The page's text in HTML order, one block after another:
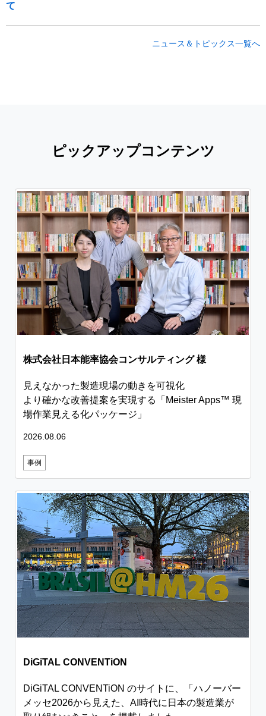
て
ニュース＆トピックス一覧へ
ピックアップコンテンツ
株式会社日本能率協会コンサルティング 様
見えなかった製造現場の動きを可視化
より確かな改善提案を実現する「Meister Apps™ 現
場作業見える化パッケージ」
2026.08.06
事例
DiGiTAL CONVENTiON
DiGiTAL CONVENTiON のサイトに、「ハノーバー
メッセ2026から見えた、AI時代に日本の製造業が